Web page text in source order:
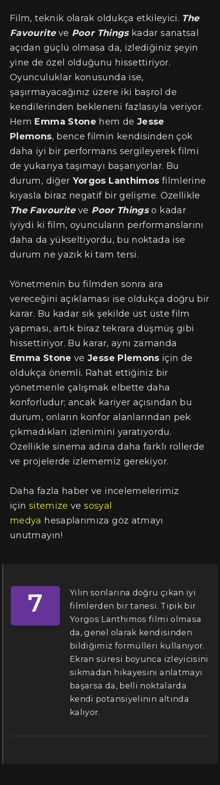
Film, teknik olarak oldukça etkileyici. The
Favouriteve Poor Things kadar sanatsal
açıdan güçlü olmasa da, izlediğiniz şeyin
yine de özel olduğunu hissettiriyor.
Oyunculuklar konusunda ise,
şaşırmayacağınız üzere iki başrol de
kendilerinden bekleneni fazlasıyla veriyor.
Hem Emma Stone hem de Jesse
Plemons, bence filmin kendisinden çok
daha iyi bir performans sergileyerek filmi
de yukarıya taşımayı başarıyorlar. Bu
durum, diğer Yorgos Lanthimos filmlerine
kıyasla biraz negatif bir gelişme. Özellikle
The Favouriteve Poor Thingso kadar
iyiydi ki film, oyuncuların performanslarını
daha da yükseltiyordu, bu noktada ise
durum ne yazık ki tam tersi.
Yönetmenin bu filmden sonra ara
vereceğini açıklaması ise oldukça doğru bir
karar. Bu kadar sık şekilde üst üste film
yapması, artık biraz tekrara düşmüş gibi
hissettiriyor. Bu karar, aynı zamanda
Emma Stone veJesse Plemons için de
oldukça önemli. Rahat ettiğiniz bir
yönetmenle çalışmak elbette daha
konforludur; ancak kariyer açısından bu
durum, onların konfor alanlarından pek
çıkmadıkları izlenimini yaratıyordu.
Özellikle sinema adına daha farklı rollerde
ve projelerde izlememiz gerekiyor.
Daha fazla haber ve incelemelerimiz
için sitemize vesosyal
medya hesaplarımıza göz atmayı
unutmayın!
7
Yılın sonlarına doğru çıkan iyi
filmlerden bir tanesi. Tipik bir
Yorgos Lanthimos filmi olmasa
da, genel olarak kendisinden
bildiğimiz formülleri kullanıyor.
Ekran süresi boyunca izleyicisini
sıkmadan hikayesini anlatmayı
başarsa da, belli noktalarda
kendi potansiyelinin altında
kalıyor.